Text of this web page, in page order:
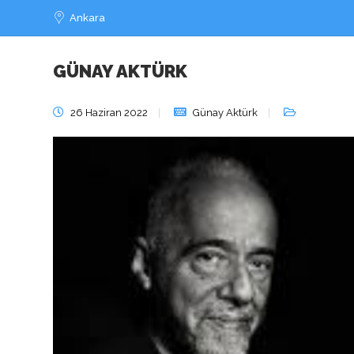
Ankara
GÜNAY AKTÜRK
Paulo Coelho
26 Haziran 2022 Günay Aktürk